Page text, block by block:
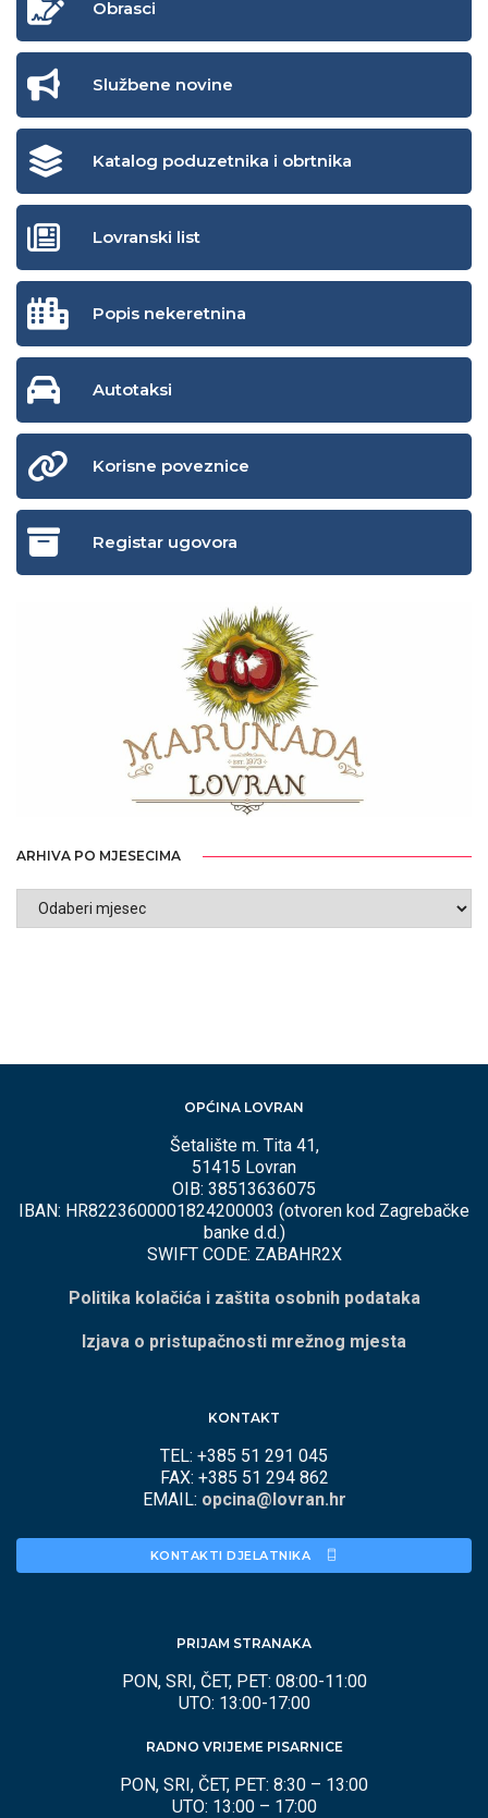
Obrasci
Službene novine
Katalog poduzetnika i obrtnika
Lovranski list
Popis nekeretnina
Autotaksi
Korisne poveznice
Registar ugovora
ARHIVA PO MJESECIMA
ARHIVA
PO
OPĆINA LOVRAN
Šetalište m. Tita 41,
51415 Lovran
OIB: 38513636075
IBAN: HR8223600001824200003 (otvoren kod Zagrebačke
banke d.d.)
SWIFT CODE: ZABAHR2X
Politika kolačića i zaštita osobnih podataka
Izjava o pristupačnosti mrežnog mjesta
KONTAKT
TEL: +385 51 291 045
FAX: +385 51 294 862
EMAIL: opcina@lovran.hr
KONTAKTI DJELATNIKA
PRIJAM STRANAKA
PON, SRI, ČET, PET: 08:00-11:00
UTO: 13:00-17:00
RADNO VRIJEME PISARNICE
PON, SRI, ČET, PET: 8:30 – 13:00
UTO: 13:00 – 17:00